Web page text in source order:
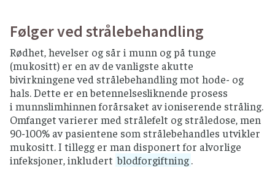
Følger ved strålebehandling
Rødhet, hevelser og sår i munn og på tunge
(mukositt) er en av de vanligste akutte
bivirkningene ved strålebehandling mot hode- og
hals. Dette er en betennelsesliknende prosess
i munnslimhinnen forårsaket av ioniserende stråling.
Omfanget varierer med strålefelt og stråledose, men
90-100% av pasientene som strålebehandles utvikler
mukositt. I tillegg er man disponert for alvorlige
infeksjoner, inkludert blodforgiftning.